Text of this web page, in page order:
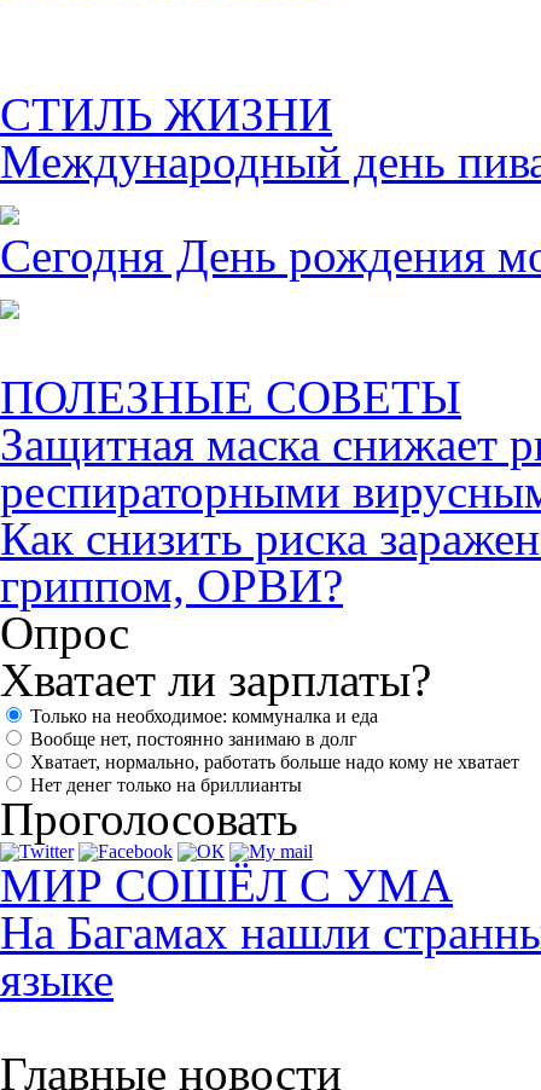
СТИЛЬ ЖИЗНИ
Международный день
Сегодня День рождения
ПОЛЕЗНЫЕ СОВЕТЫ
Защитная маска снижает
респираторными
Как снизить риска
гриппом, ОРВИ?
Опрос
Хватает ли зарплаты?
Только на необходимое: коммуналка и еда
Вообще нет, постоянно занимаю в долг
Хватает, нормально, работать больше надо кому не хватает
Нет денег только на бриллианты
Проголосовать
МИР СОШЁЛ С УМА
На Багамах нашли
языке
Главные новости